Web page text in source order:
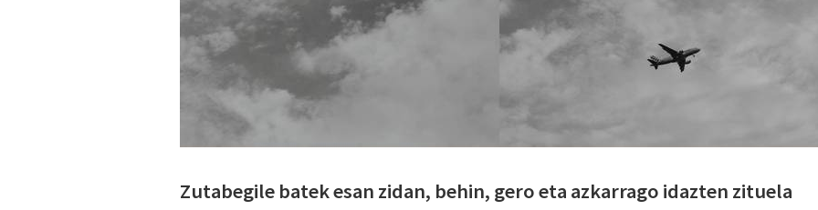
Zutabegile batek esan zidan, behin, gero eta azkarrago idazten zituela